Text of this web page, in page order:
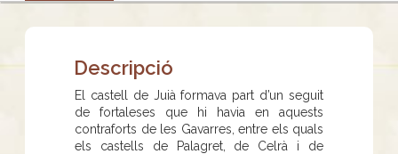
Descripció
El castell de Juià formava part d’un seguit
de fortaleses que hi havia en aquests
contraforts de les Gavarres, entre els quals
els castells de Palagret, de Celrà i de